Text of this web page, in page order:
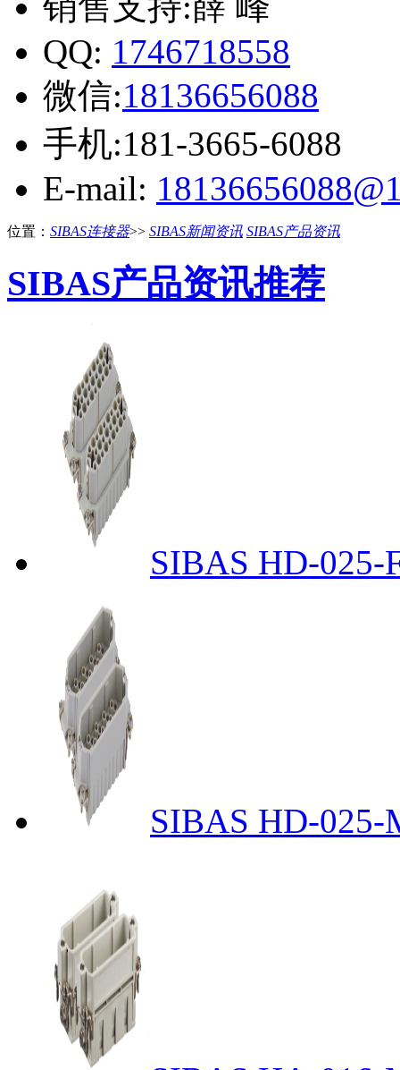
QQ: 1746718558
微信:18136656088
手机:181-3665-6088
E-mail:
位置： SIBAS连接器>> SIBAS新闻资讯 SIBAS产品资讯
SIBAS产品资讯推荐
SIBAS HD-025-
SIBAS HD-025-